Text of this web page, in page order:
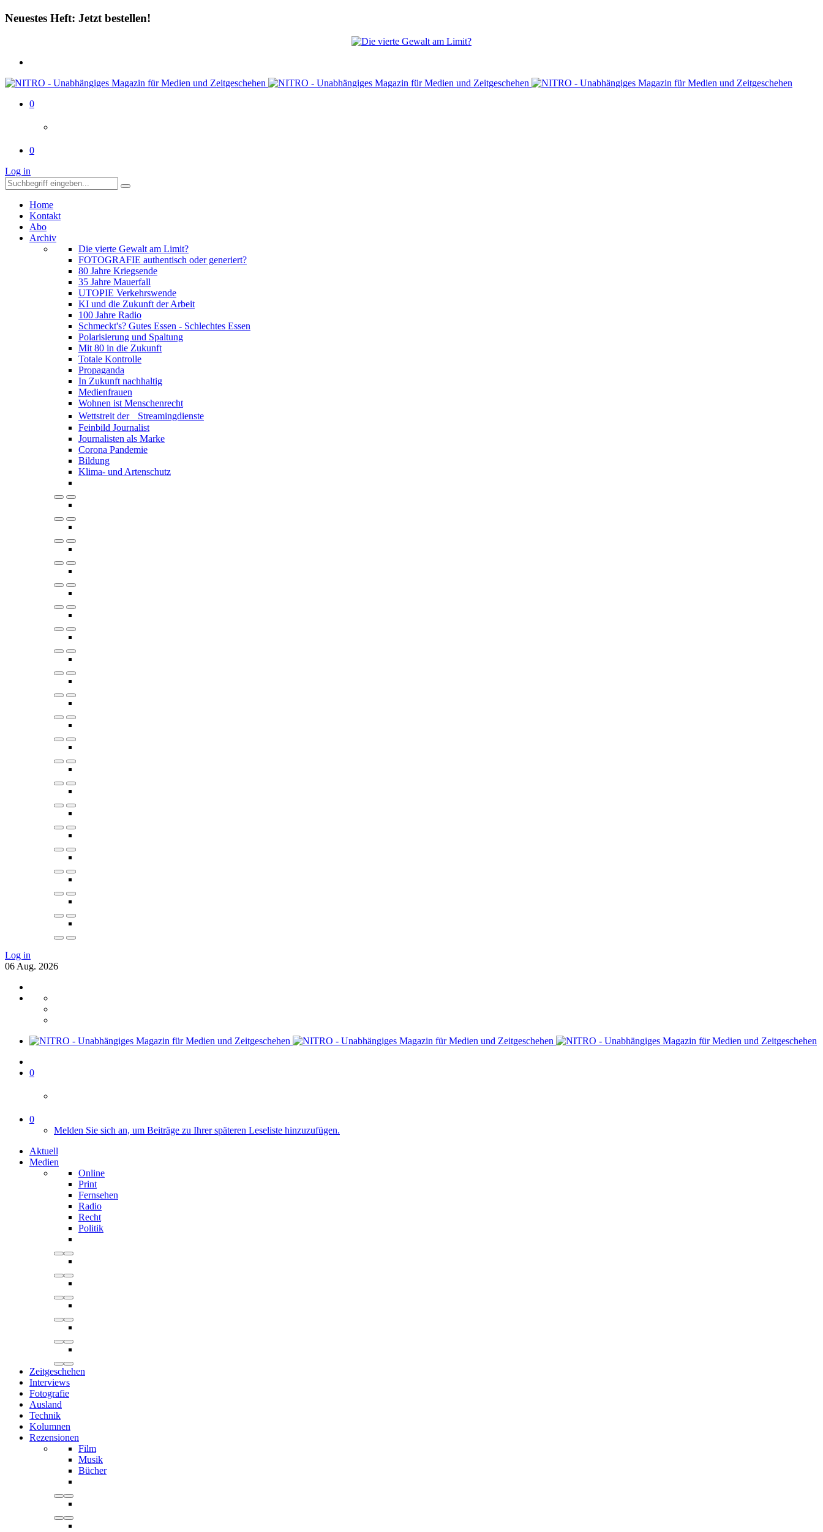
Neuestes Heft: Jetzt bestellen!
0
0
Log in
Home
Kontakt
Abo
Archiv
Die vierte Gewalt am Limit?
FOTOGRAFIE authentisch oder generiert?
80 Jahre Kriegsende
35 Jahre Mauerfall
UTOPIE Verkehrswende
KI und die Zukunft der Arbeit
100 Jahre Radio
Schmeckt's? Gutes Essen - Schlechtes Essen
Polarisierung und Spaltung
Mit 80 in die Zukunft
Totale Kontrolle
Propaganda
In Zukunft nachhaltig
Medienfrauen
Wohnen ist Menschenrecht
Wettstreit der Streamingdienste
Feinbild Journalist
Journalisten als Marke
Corona Pandemie
Bildung
Klima- und Artenschutz
Log in
06 Aug. 2026
0
0
Melden Sie sich an, um Beiträge zu Ihrer späteren Leseliste hinzuzufügen.
Aktuell
Medien
Online
Print
Fernsehen
Radio
Recht
Politik
Zeitgeschehen
Interviews
Fotografie
Ausland
Technik
Kolumnen
Rezensionen
Film
Musik
Bücher